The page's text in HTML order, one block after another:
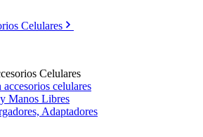
Celulares
Celulares
accesorios celulares
Manos Libres
Adaptadores